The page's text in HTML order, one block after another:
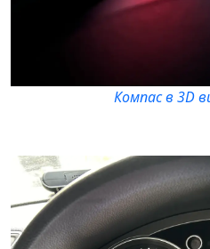
Компас в 3D